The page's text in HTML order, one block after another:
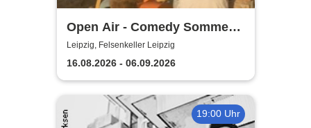
Open Air - Comedy Sommer
Shows | Felsenkeller Leipzig
Leipzig, Felsenkeller Leipzig
16.08.2026 - 06.09.2026
19:00 Uhr